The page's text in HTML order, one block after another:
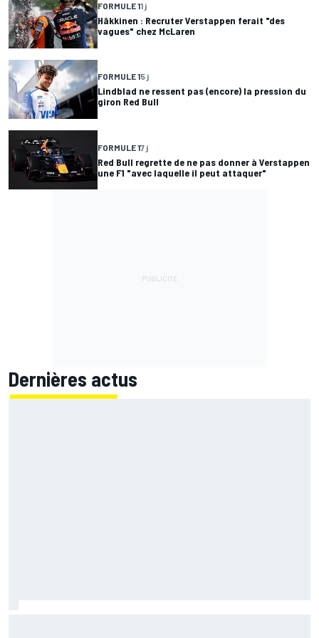
FORMULE 11 j
Häkkinen : Recruter Verstappen ferait "des
vagues" chez McLaren
FORMULE 15 j
Lindblad ne ressent pas (encore) la pression du
giron Red Bull
FORMULE 17 j
Red Bull regrette de ne pas donner à Verstappen
une F1 "avec laquelle il peut attaquer"
Dernières actus